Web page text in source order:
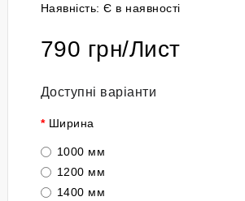
Наявність: Є в наявності
790 грн/Лист
Доступні варіанти
Ширина
1000 мм
1200 мм
1400 мм